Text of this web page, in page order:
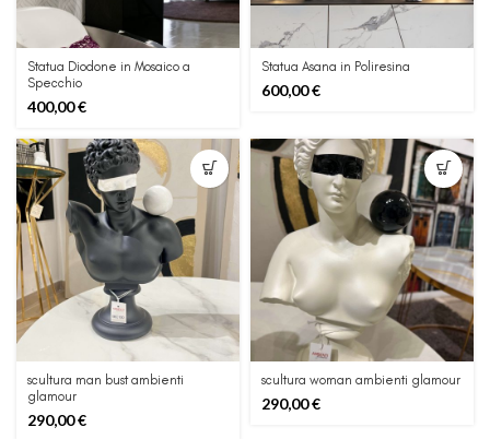
Statua Diodone in Mosaico a
Specchio
400,00€
Statua Asana in Poliresina
600,00€
scultura man bust ambienti
glamour
290,00€
scultura woman ambienti glamour
290,00€